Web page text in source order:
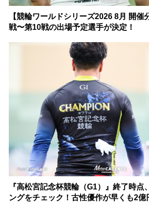
【競輪ワールドシリーズ2026 8月 開催
戦〜第10戦の出場予定選手が決定！
『高松宮記念杯競輪（G1）』終了時点
ングをチェック！古性優作が早くも2億